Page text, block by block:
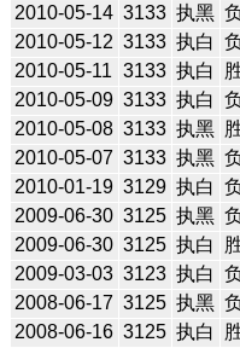
2010-05-14 3133 执黑 负
2010-05-12 3133 执白 负
2010-05-11 3133 执白
2010-05-09 3133 执白 负
2010-05-08 3133 执黑
2010-05-07 3133 执黑 负
2010-01-19 3129 执白 负
2009-06-30 3125 执黑 负
2009-06-30 3125 执白
2009-03-03 3123 执白 负
2008-06-17 3125 执黑 负
2008-06-16 3125 执白